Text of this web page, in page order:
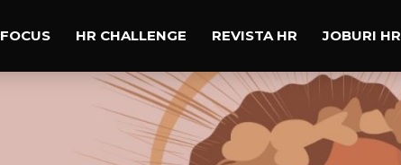
FOCUS HR CHALLENGE REVISTA HR JOBURI HR